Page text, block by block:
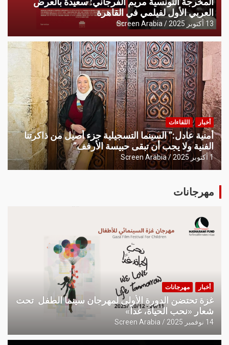
العربي الأول لفيلمي في القاهرة
13 أكتوبر 2025 Screen Arabia
أخبار اللقاءات
أمنية عادل:” السينما التسجيلية جزء أصيل من ذاكرتنا
الفنية ولا يجب أن تبقى حبيسة الأرفف”
1 أكتوبر 2025 Screen Arabia
مهرجانات
أخبار مهرجانات
غزة تحتضن الدورة الأولى لمهرجان سينما الطفل تحت
شعار «نحب الحياة، غداً»
14 نوفمبر 2025 Screen Arabia